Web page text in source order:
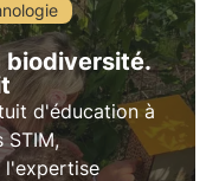
biodiversité.
d'éducation à
STIM,
l'expertise